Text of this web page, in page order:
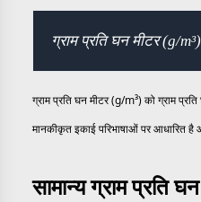
ग्राम प्रति घन मीटर (g/
ग्राम प्रति घन मीटर (g/m³) को ग्राम
मानकीकृत इकाई परिभाषाओं पर आधारित
सामान्य ग्राम प्रति